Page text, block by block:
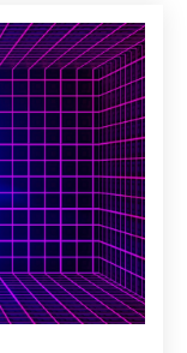
Durch
quantitativer